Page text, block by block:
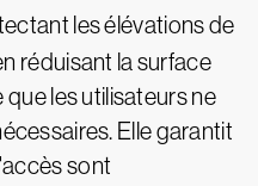
les élévations de
réduisant la surface
les utilisateurs ne
Elle garantit
sont